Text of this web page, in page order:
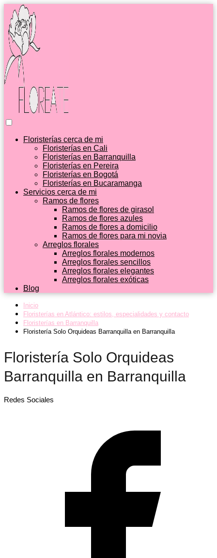
Floristerías cerca de mi
Floristerías en Cali
Floristerías en Barranquilla
Floristerías en Pereira
Floristerías en Bogotá
Floristerías en Bucaramanga
Servicios cerca de mi
Ramos de flores
Ramos de flores de girasol
Ramos de flores azules
Ramos de flores a domicilio
Ramos de flores para mi novia
Arreglos florales
Arreglos florales modernos
Arreglos florales sencillos
Arreglos florales elegantes
Arreglos florales exóticas
Blog
Inicio
Floristerías en Atlántico: estilos, especialidades y contacto
Floristerías en Barranquilla
Floristería Solo Orquideas Barranquilla en Barranquilla
Floristería Solo Orquideas
Barranquilla en Barranquilla
Redes Sociales